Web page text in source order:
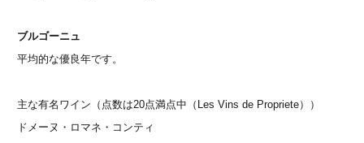
ブルゴーニュ
平均的な優良年です。
主な有名ワイン（点数は20点満点中（Les Vins de Propriete））
ドメーヌ・ロマネ・コンティ